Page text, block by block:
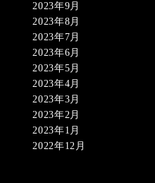
2023年9月
2023年8月
2023年7月
2023年6月
2023年5月
2023年4月
2023年3月
2023年2月
2023年1月
2022年12月